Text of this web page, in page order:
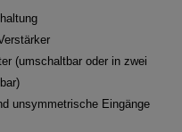
(umschaltbar oder in zwei
unsymmetrische Eingänge